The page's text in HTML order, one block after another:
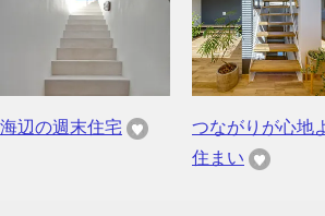
海辺の週末住宅
つながりが心地
住まい